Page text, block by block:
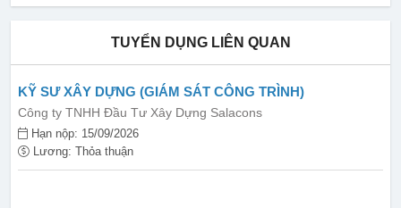
TUYỂN DỤNG LIÊN QUAN
KỸ SƯ XÂY DỰNG (GIÁM SÁT CÔNG TRÌNH)
Công ty TNHH Đầu Tư Xây Dựng Salacons
Hạn nộp: 15/09/2026
Lương: Thỏa thuận